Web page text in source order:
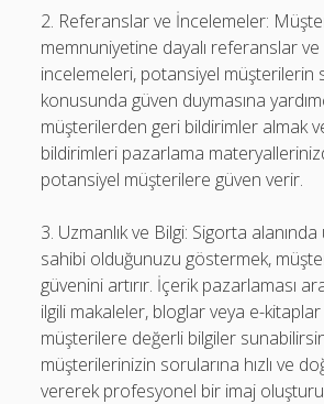
2. Referanslar ve İncelemeler:
memnuniyetine dayalı referanslar
incelemeleri, potansiyel müşterilerin
konusunda güven duymasına
müşterilerden geri bildirimler almak
bildirimleri pazarlama
potansiyel müşterilere güven verir.
3. Uzmanlık ve Bilgi: Sigorta alanında
sahibi olduğunuzu göstermek,
güvenini artırır. İçerik pazarlaması
ilgili makaleler, bloglar veya e-
müşterilere değerli bilgiler
müşterilerinizin sorularına hızlı ve
vererek profesyonel bir imaj